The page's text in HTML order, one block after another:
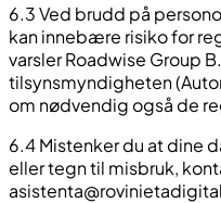
6.3 Ved brudd på
kan innebære risiko for
varsler Roadwise Group
tilsynsmyndigheten
om nødvendig også de
6.4 Mistenker du at dine
eller tegn til misbruk,